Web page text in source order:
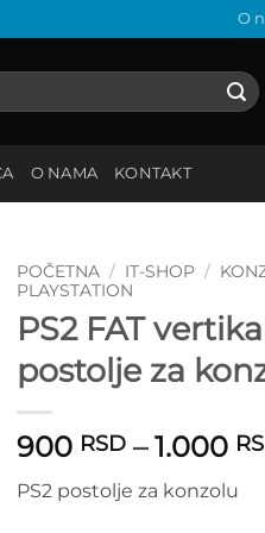
O
O NAMA KONTAKT
POČETNA / IT-SHOP /
PLAYSTATION
PS2 FAT
postolje za
900 RSD – 1.000
PS2 postolje za konzolu